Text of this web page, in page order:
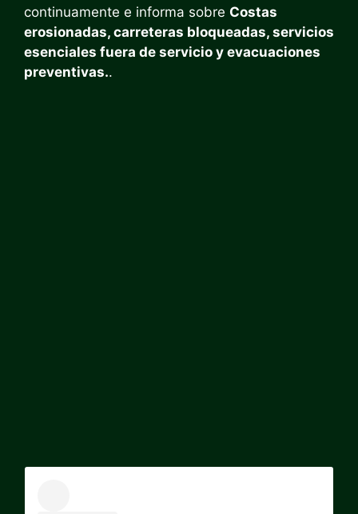
continuamente e informa sobre Costas
erosionadas, carreteras bloqueadas, servicios
esenciales fuera de servicio y evacuaciones
preventivas..